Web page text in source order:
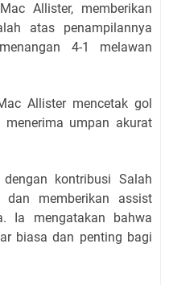
Allister, memberikan
atas penampilannya
4-1 melawan
Allister mencetak gol
menerima umpan akurat
kontribusi Salah
memberikan assist
Ia mengatakan bahwa
biasa dan penting bagi